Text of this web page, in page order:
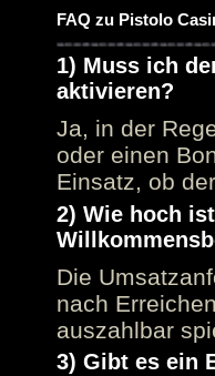
FAQ zu Pistolo
1) Muss ich
aktivieren?
Ja, in der
oder einen
Einsatz, ob
2) Wie hoch
Die
nach
auszahlbar
3) Gibt es ein